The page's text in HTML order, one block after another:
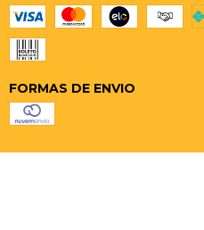
FORMAS DE ENVIO